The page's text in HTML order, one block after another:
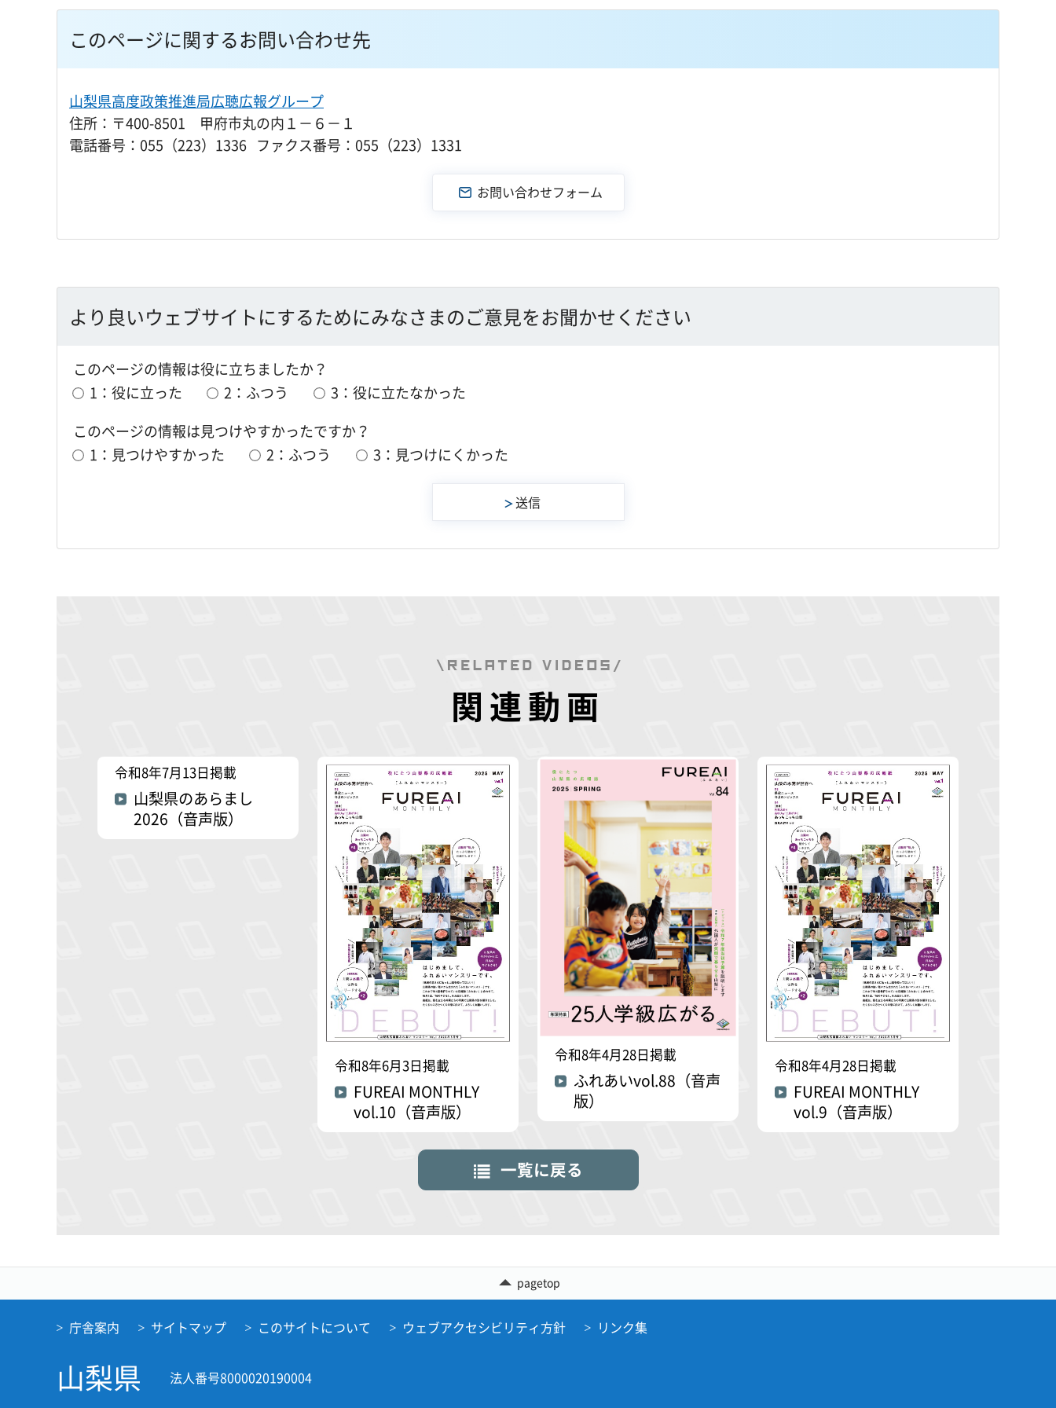
このページに関するお問い合わせ先
山梨県高度政策推進局広聴広報グループ
住所：〒400-8501 甲府市丸の内１－６－１
電話番号：055（223）1336 ファクス番号：055（223）1331
より良いウェブサイトにするためにみなさまのご意見をお聞かせください
このページの情報は役に立ちましたか？
1：役に立った
2：ふつう
3：役に立たなかった
このページの情報は見つけやすかったですか？
1：見つけやすかった
2：ふつう 3：見つけにくかった
関連動画
令和8年7月13日掲載
山梨県のあらまし
2026（音声版）
令和8年6月3日掲載
FUREAI MONTHLY
vol.10（音声版）
令和8年4月28日掲載
ふれあいvol.88（音声
版）
令和8年4月28日掲載
FUREAI MONTHLY
vol.9（音声版）
一覧に戻る
pagetop
庁舎案内 サイトマップ このサイトについて ウェブアクセシビリティ方針 リンク集
山梨県
法人番号8000020190004